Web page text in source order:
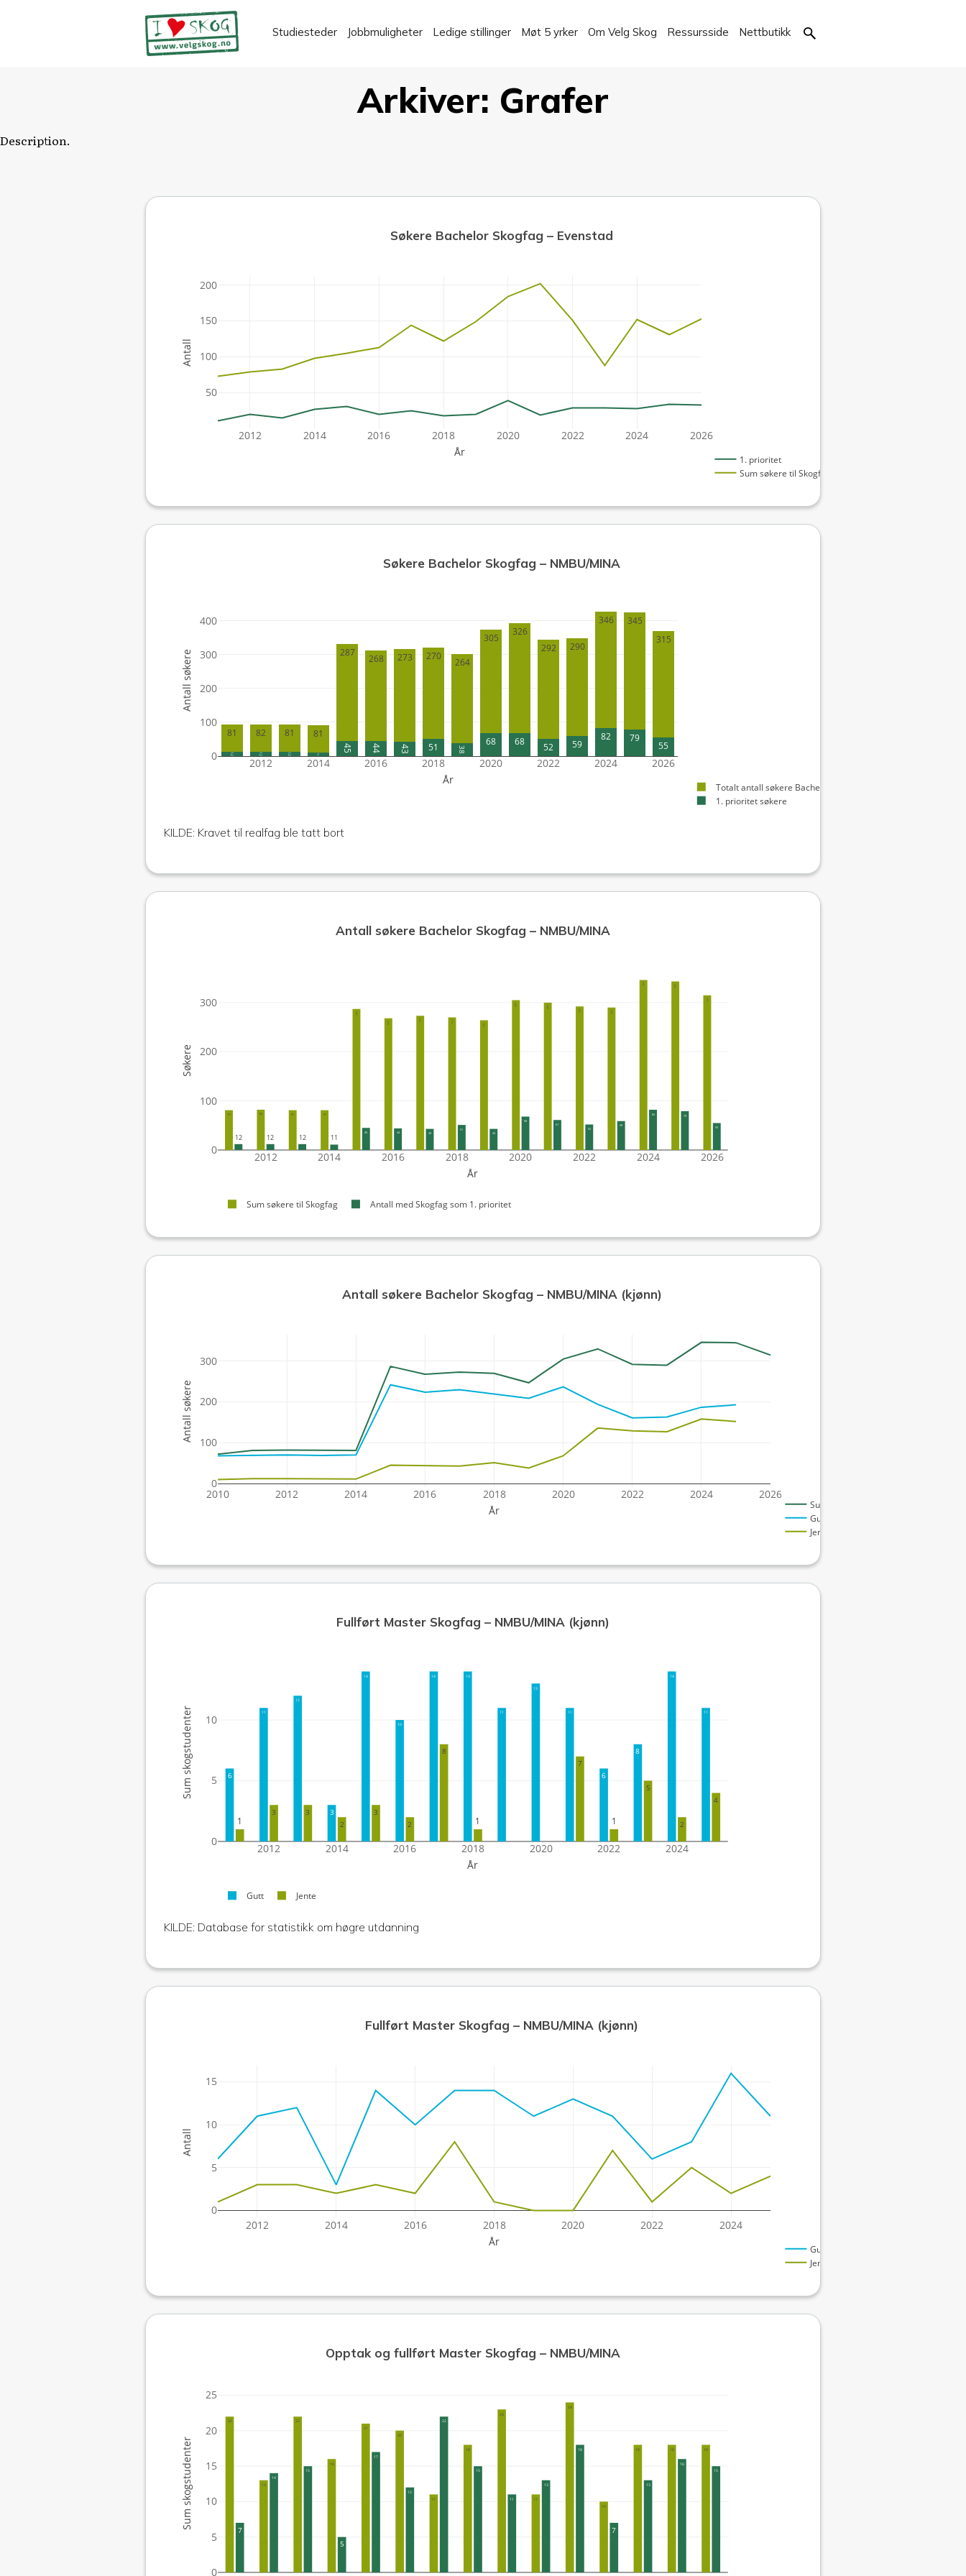
Studiesteder Jobbmuligheter Ledige stillinger Møt 5 yrker Om Velg Skog Ressursside Nettbutikk
Arkiver: Grafer
Description.
2012 2014 2016 2018 2020 2022 2024 2026
50
100
150
200
1. prioritet
Sum søkere til Skogfag
Søkere Bachelor Skogfag – Evenstad
År
Antall
12 12 12 11
45 44 43 51 38
68 68 52 59
82 79
55
81 82 81 81
287
268 273 270
264
305
326
292
290
346
345
315
2012 2014 2016 2018 2020 2022 2024 2026
0
100
200
300
400
Totalt antall søkere Bachelor
1. prioritet søkere
Søkere Bachelor Skogfag – NMBU/MINA
År
Antall søkere
KILDE: Kravet til realfag ble tatt bort
81 82 81 81
287
268 270
264
12 12 12 11
45 44 43
51
43
68
61
52
59
82 79
55
2012 2014 2016 2018 2020 2022 2024 2026
0
100
200
300
Sum søkere til Skogfag Antall med Skogfag som 1. prioritet
Antall søkere Bachelor Skogfag – NMBU/MINA
År
Søkere
2010 2012 2014 2016 2018 2020 2022 2024 2026
0
100
200
300
Sum
Gutt
Jente
Antall søkere Bachelor Skogfag – NMBU/MINA (kjønn)
År
Antall søkere
6
11
12
3
14
10
14 14
11
13
11
6
8
14
11
1
3 3
2
3
2
8
1
7
1
5
2
4
2012 2014 2016 2018 2020 2022 2024
0
5
10
Gutt Jente
Fullført Master Skogfag – NMBU/MINA (kjønn)
År
Sum skogstudenter
KILDE: Database for statistikk om høgre utdanning
2012 2014 2016 2018 2020 2022 2024
0
5
10
15
Gutt
Jente
Fullført Master Skogfag – NMBU/MINA (kjønn)
År
Antall
22 22
16
21
20
11
18
23
11
24
10
18 18 18
7
14
15
5
17
12
22
15
11
13
18
7
13
16
15
0
5
10
15
20
25
Opptak og fullført Master Skogfag – NMBU/MINA
Sum skogstudenter